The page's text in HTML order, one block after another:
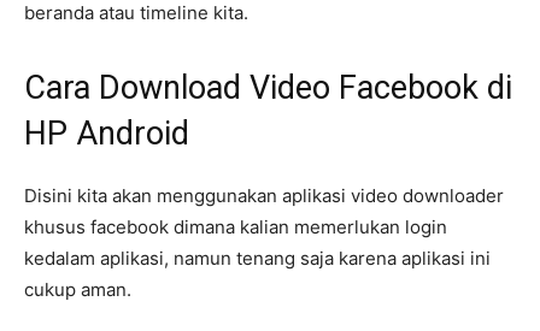
beranda atau timeline kita.
Cara Download Video Facebook di
HP Android
Disini kita akan menggunakan aplikasi video downloader
khusus facebook dimana kalian memerlukan login
kedalam aplikasi, namun tenang saja karena aplikasi ini
cukup aman.